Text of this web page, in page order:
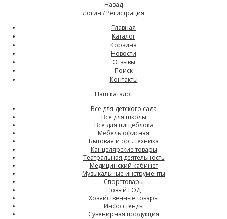
Назад
Логин / Регистрация
Главная
Каталог
Корзина
Новости
Отзывы
Поиск
Контакты
Наш каталог
Все для детского сада
Все для школы
Все для пищеблока
Мебель офисная
Бытовая и орг. техника
Канцелярские товары
Театральная деятельность
Медицинский кабинет
Музыкальные инструменты
Спорттовары
Новый ГОД
Хозяйственные товары
Инфо стенды
Сувенирная продукция